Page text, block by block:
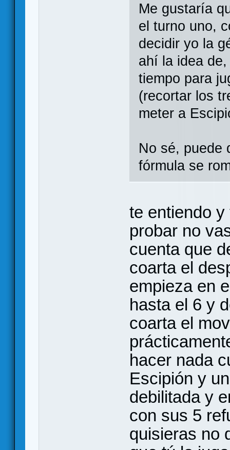
Me gustaría
el turno uno,
decidir yo la
ahí la idea
tiempo para
(recortar los
meter a
No sé, puede
fórmula se
te entiendo
probar no
cuenta que
coarta el
empieza en
hasta el 6 y
coarta el
hacer nada
Escipión y
debilitada y
con sus 5
quisieras no